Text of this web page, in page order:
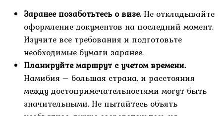
Заранее позаботьтесь о визе.Не откладывайте
оформление документов на последний момент.
Изучите все требования и подготовьте
необходимые бумаги заранее.
Планируйте маршрут с учетом времени.
Намибия – большая страна, и расстояния
между достопримечательностями могут быть
значительными. Не пытайтесь объять